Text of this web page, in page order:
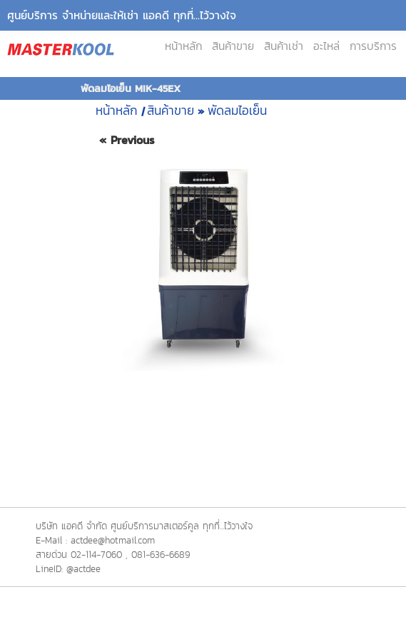
ศูนย์บริการ จำหน่ายและให้เช่า แอคดี ทุกที่...ไว้วางใจ
หน้าหลัก
สินค้าขาย สินค้าเช่า อะไหล่ การบริการ
พัดลมไอเย็น MIK-45EX
หน้าหลัก | สินค้าขาย »พัดลมไอเย็น
« Previous
บริษัท แอคดี จำกัด ศูนย์บริการมาสเตอร์คูล ทุกที่...ไว้วางใจ
E-Mail : actdee@hotmail.com
สายด่วน 02-114-7060 , 081-636-6689
LineID: @actdee